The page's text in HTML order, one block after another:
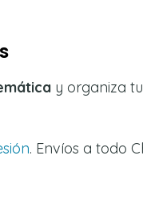
y organiza tu
. Envíos a todo